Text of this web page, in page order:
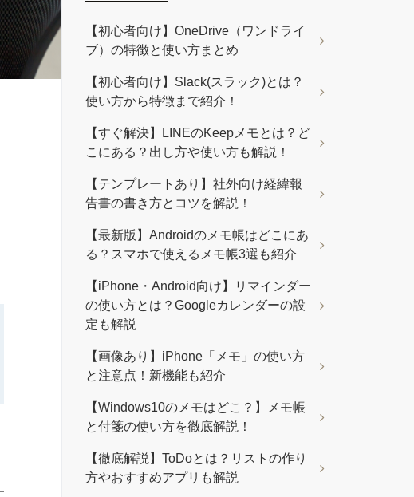
【初心者向け】OneDrive（ワンドライ
ブ）の特徴と使い方まとめ
【初心者向け】Slack(スラック)とは？
使い方から特徴まで紹介！
【すぐ解決】LINEのKeepメモとは？ど
こにある？出し方や使い方も解説！
【テンプレートあり】社外向け経緯報
告書の書き方とコツを解説！
【最新版】Androidのメモ帳はどこにあ
る？スマホで使えるメモ帳3選も紹介
【iPhone・Android向け】リマインダー
の使い方とは？Googleカレンダーの設
定も解説
【画像あり】iPhone「メモ」の使い方
と注意点！新機能も紹介
【Windows10のメモはどこ？】メモ帳
と付箋の使い方を徹底解説！
【徹底解説】ToDoとは？リストの作り
方やおすすめアプリも解説